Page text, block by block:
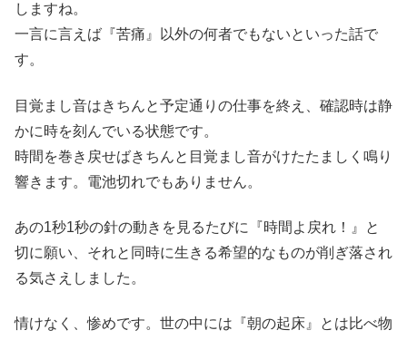
しますね。
一言に言えば『苦痛』以外の何者でもないといった話で
す。
目覚まし音はきちんと予定通りの仕事を終え、確認時は静
かに時を刻んでいる状態です。
時間を巻き戻せばきちんと目覚まし音がけたたましく鳴り
響きます。電池切れでもありません。
あの1秒1秒の針の動きを見るたびに『時間よ戻れ！』と
切に願い、それと同時に生きる希望的なものが削ぎ落され
る気さえしました。
情けなく、惨めです。世の中には『朝の起床』とは比べ物